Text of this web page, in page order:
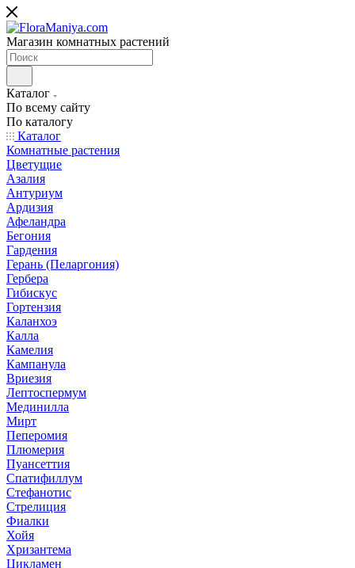
Магазин комнатных растений
Каталог
По всему сайту
По каталогу
Каталог
Комнатные растения
Цветущие
Азалия
Антуриум
Ардизия
Афеландра
Бегония
Гардения
Герань (Пеларгония)
Гербера
Гибискус
Гортензия
Каланхоэ
Калла
Камелия
Кампанула
Вриезия
Лептоспермум
Мединилла
Мирт
Пеперомия
Плюмерия
Пуансеттия
Спатифиллум
Стефанотис
Стрелиция
Фиалки
Хойя
Хризантема
Цикламен